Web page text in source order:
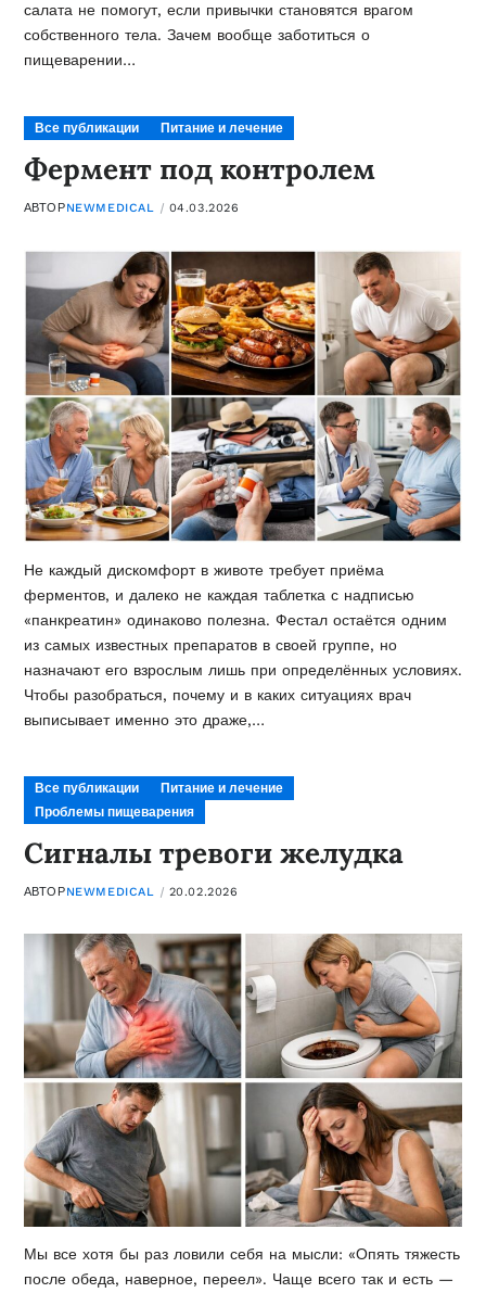
салата не помогут, если привычки становятся врагом
собственного тела. Зачем вообще заботиться о
пищеварении…
Все публикации Питание и лечение
Фермент под контролем
АВТОРNEWMEDICAL 04.03.2026
Не каждый дискомфорт в животе требует приёма
ферментов, и далеко не каждая таблетка с надписью
«панкреатин» одинаково полезна. Фестал остаётся одним
из самых известных препаратов в своей группе, но
назначают его взрослым лишь при определённых условиях.
Чтобы разобраться, почему и в каких ситуациях врач
выписывает именно это драже,…
Все публикации
Питание и лечение
Проблемы пищеварения
Сигналы тревоги желудка
АВТОРNEWMEDICAL 20.02.2026
Мы все хотя бы раз ловили себя на мысли: «Опять тяжесть
после обеда, наверное, переел». Чаще всего так и есть —